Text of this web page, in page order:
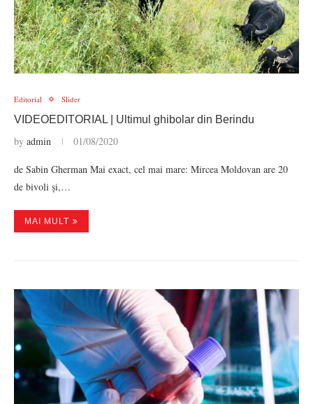
Editorial Slider
VIDEOEDITORIAL | Ultimul ghibolar din Berindu
by admin 01/08/2020
de Sabin Gherman Mai exact, cel mai mare: Mircea Moldovan are 20
de bivoli și,…
MAI MULT